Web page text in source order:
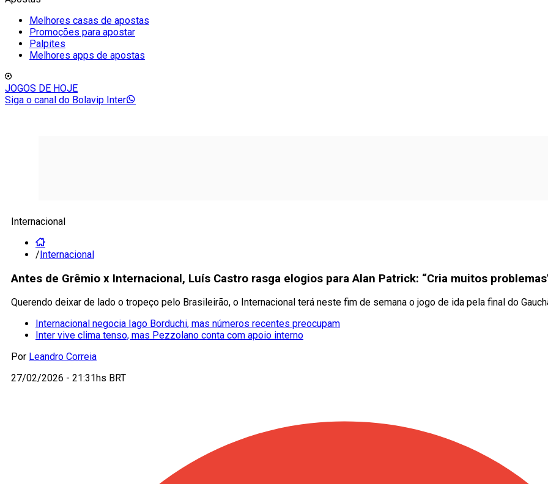
Melhores casas de apostas
Promoções para apostar
Palpites
Melhores apps de apostas
JOGOS DE HOJE
Siga o canal do Bolavip Inter
Internacional
/Internacional
Antes de Grêmio x Internacional, Luís Castro rasga elogios para Alan Patrick: “Cria muitos
Querendo deixar de lado o tropeço pelo Brasileirão, o Internacional terá neste fim de semana o jogo de ida pela final do
Internacional negocia Iago Borduchi, mas números recentes preocupam
Inter vive clima tenso, mas Pezzolano conta com apoio interno
Por Leandro Correia
27/02/2026 - 21:31hs BRT